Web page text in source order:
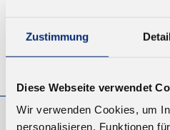
Zustimmung
Diese Webseite verwendet
Wir verwenden Cookies, um
personalisieren, Funktionen